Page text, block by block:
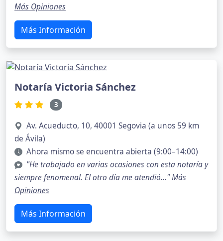
Más Opiniones
Más Información
Notaría Victoria Sánchez
3
Av. Acueducto, 10, 40001 Segovia (a unos 59 km
de Ávila)
Ahora mismo se encuentra abierta (9:00–14:00)
"He trabajado en varias ocasiones con esta notaría y
siempre fenomenal. El otro día me atendió..."Más
Opiniones
Más Información